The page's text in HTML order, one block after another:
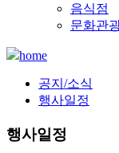
음식점
문화관
home
공지/소식
행사일정
행사일정